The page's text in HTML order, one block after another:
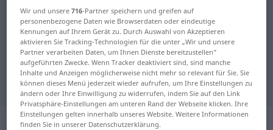
Ungarisch-Deutsch Wörterbuch annyi
Ungarisch-Deutsch Übersetzung
für "annyi"
"annyi" Deutsch Übersetzung
„annyi“
Wir und unsere716-Partner speichern und greifen auf
personenbezogene Daten wie Browserdaten oder eindeutige
Kennungen auf Ihrem Gerät zu. Durch Auswahl von Akzeptieren
aktivieren Sie Tracking-Technologien für die unter „Wir und unsere
Partner verarbeiten Daten, um Ihnen Dienste bereitzustellen“
aufgeführten Zwecke. Wenn Tracker deaktiviert sind, sind manche
Inhalte und Anzeigen möglicherweise nicht mehr so relevant für Sie. Sie
können dieses Menü jederzeit wieder aufrufen, um Ihre Einstellungen zu
ändern oder Ihre Einwilligung zu widerrufen, indem Sie auf den Link
Privatsphäre-Einstellungen am unteren Rand der Webseite klicken. Ihre
Einstellungen gelten innerhalb unseres Website. Weitere Informationen
finden Sie in unserer Datenschutzerklärung.